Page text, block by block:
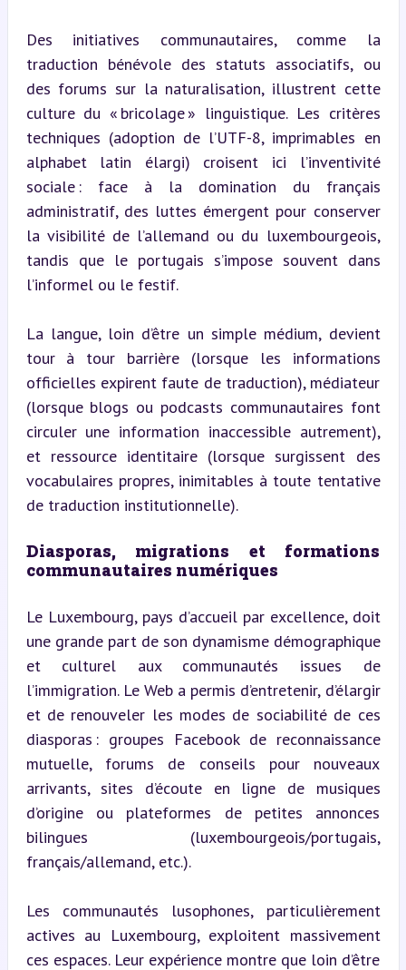
Des initiatives communautaires, comme la
traduction bénévole des statuts associatifs, ou
des forums sur la naturalisation, illustrent cette
culture du « bricolage » linguistique. Les critères
techniques (adoption de l’UTF-8, imprimables en
alphabet latin élargi) croisent ici l’inventivité
sociale : face à la domination du français
administratif, des luttes émergent pour conserver
la visibilité de l’allemand ou du luxembourgeois,
tandis que le portugais s’impose souvent dans
l’informel ou le festif.
La langue, loin d’être un simple médium, devient
tour à tour barrière (lorsque les informations
officielles expirent faute de traduction), médiateur
(lorsque blogs ou podcasts communautaires font
circuler une information inaccessible autrement),
et ressource identitaire (lorsque surgissent des
vocabulaires propres, inimitables à toute tentative
de traduction institutionnelle).
Diasporas, migrations et formations
communautaires numériques
Le Luxembourg, pays d’accueil par excellence, doit
une grande part de son dynamisme démographique
et culturel aux communautés issues de
l’immigration. Le Web a permis d’entretenir, d’élargir
et de renouveler les modes de sociabilité de ces
diasporas : groupes Facebook de reconnaissance
mutuelle, forums de conseils pour nouveaux
arrivants, sites d’écoute en ligne de musiques
d’origine ou plateformes de petites annonces
bilingues (luxembourgeois/portugais,
français/allemand, etc.).
Les communautés lusophones, particulièrement
actives au Luxembourg, exploitent massivement
ces espaces. Leur expérience montre que loin d’être